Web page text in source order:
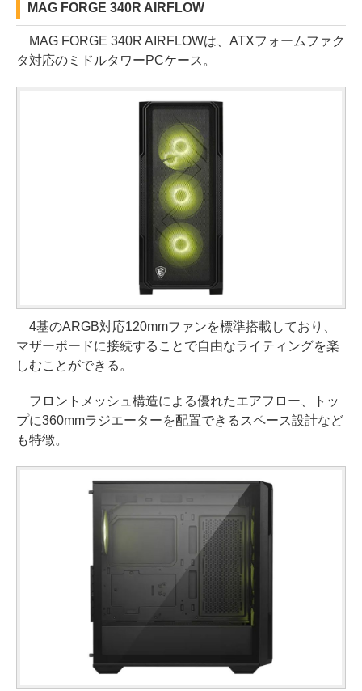
MAG FORGE 340R AIRFLOW
MAG FORGE 340R AIRFLOWは、ATXフォームファク
タ対応のミドルタワーPCケース。
4基のARGB対応120mmファンを標準搭載しており、
マザーボードに接続することで自由なライティングを楽
しむことができる。
フロントメッシュ構造による優れたエアフロー、トッ
プに360mmラジエーターを配置できるスペース設計など
も特徴。